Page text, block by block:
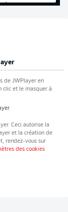
de JWPlayer en
clic et le masquer à
. Ceci autorise la
et la création de
rendez-vous sur
des cookies